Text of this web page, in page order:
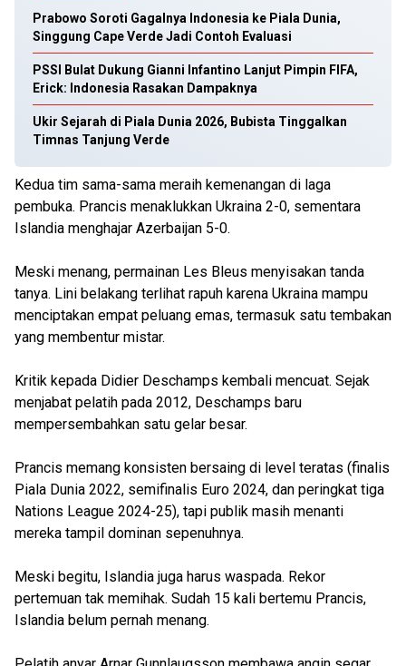
Prabowo Soroti Gagalnya Indonesia ke Piala Dunia,
Singgung Cape Verde Jadi Contoh Evaluasi
PSSI Bulat Dukung Gianni Infantino Lanjut Pimpin FIFA,
Erick: Indonesia Rasakan Dampaknya
Ukir Sejarah di Piala Dunia 2026, Bubista Tinggalkan
Timnas Tanjung Verde
Kedua tim sama-sama meraih kemenangan di laga
pembuka. Prancis menaklukkan Ukraina 2-0, sementara
Islandia menghajar Azerbaijan 5-0.
Meski menang, permainan Les Bleus menyisakan tanda
tanya. Lini belakang terlihat rapuh karena Ukraina mampu
menciptakan empat peluang emas, termasuk satu tembakan
yang membentur mistar.
Kritik kepada Didier Deschamps kembali mencuat. Sejak
menjabat pelatih pada 2012, Deschamps baru
mempersembahkan satu gelar besar.
Prancis memang konsisten bersaing di level teratas (finalis
Piala Dunia 2022, semifinalis Euro 2024, dan peringkat tiga
Nations League 2024-25), tapi publik masih menanti
mereka tampil dominan sepenuhnya.
Meski begitu, Islandia juga harus waspada. Rekor
pertemuan tak memihak. Sudah 15 kali bertemu Prancis,
Islandia belum pernah menang.